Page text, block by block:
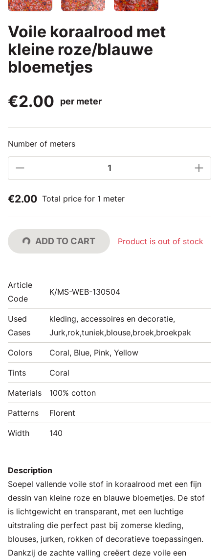
Voile koraalrood met
kleine roze/blauwe
bloemetjes
€2.00
per meter
Number of meters
€2.00 Total price for 1 meter
ADD TO CART Product is out of stock
Article
Code
K/MS-WEB-130504
Used
Cases
kleding, accessoires en decoratie,
Jurk,rok,tuniek,blouse,broek,broekpak
Colors Coral, Blue, Pink, Yellow
Tints Coral
Materials 100% cotton
Patterns Florent
Width 140
Description
Soepel vallende voile stof in koraalrood met een fijn
dessin van kleine roze en blauwe bloemetjes. De stof
is lichtgewicht en transparant, met een luchtige
uitstraling die perfect past bij zomerse kleding,
blouses, jurken, rokken of decoratieve toepassingen.
Dankzij de zachte valling creëert deze voile een